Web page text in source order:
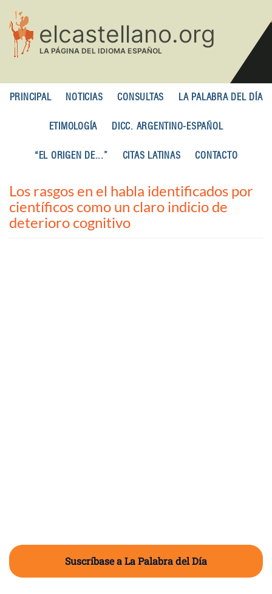
contenido
principal
PRINCIPAL NOTICIAS CONSULTAS LA PALABRA DEL DÍA
ETIMOLOGÍA DICC. ARGENTINO-ESPAÑOL
“EL ORIGEN DE...” CITAS LATINAS CONTACTO
Los rasgos en el habla identificados por
científicos como un claro indicio de
deterioro cognitivo
Suscríbase a La Palabra del Día